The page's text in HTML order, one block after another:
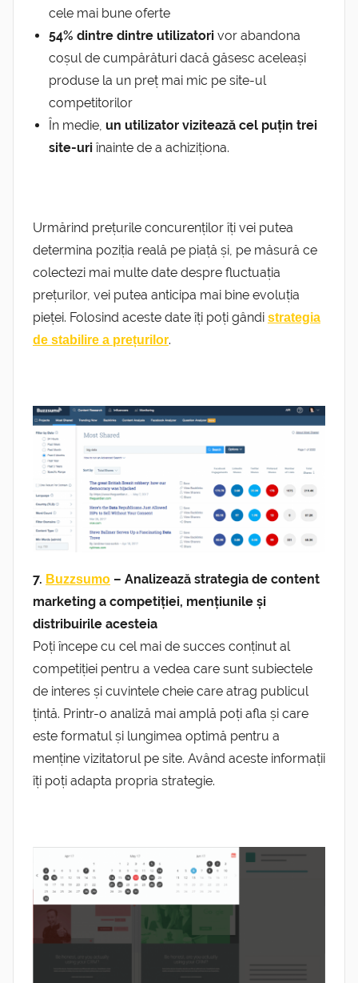
cele mai bune oferte
54% dintre dintre utilizatori vor abandona
coșul de cumpărături dacă găsesc aceleași
produse la un preț mai mic pe site-ul
competitorilor
În medie, un utilizator vizitează cel puțin trei
site-uri înainte de a achiziționa.
Urmărind prețurile concurenților îți vei putea
determina poziția reală pe piață și, pe măsură ce
colectezi mai multe date despre fluctuația
prețurilor, vei putea anticipa mai bine evoluția
pieței. Folosind aceste date îți poți gândi strategia
de stabilire a prețurilor.
7. Buzzsumo – Analizează strategia de content
marketing a competiției, mențiunile și
distribuirile acesteia
Poți începe cu cel mai de succes conținut al
competiției pentru a vedea care sunt subiectele
de interes și cuvintele cheie care atrag publicul
țintă. Printr-o analiză mai amplă poți afla și care
este formatul și lungimea optimă pentru a
menține vizitatorul pe site. Având aceste informații
îți poți adapta propria strategie.